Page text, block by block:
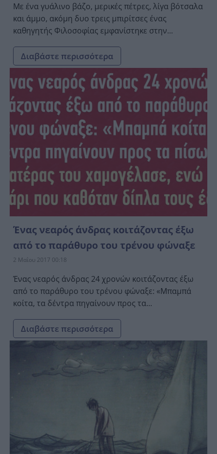
Με ένα γυάλινο βάζο, μερικές πέτρες, λίγα βότσαλα
και άμμο, ακόμη δυο τρεις μπιρίτσες ένας
καθηγητής Φιλοσοφίας εμφανίστηκε στην...
Διαβάστε περισσότερα
Ένας νεαρός άνδρας κοιτάζοντας έξω
από το παράθυρο του τρένου φώναξε
2 Μαΐου 2017 00:18
Ένας νεαρός άνδρας 24 χρονών κοιτάζοντας έξω
από το παράθυρο του τρένου φώναξε: «Μπαμπά
κοίτα, τα δέντρα πηγαίνουν προς τα...
Διαβάστε περισσότερα